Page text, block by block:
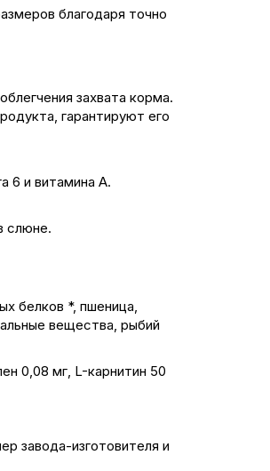
благодаря точно
захвата корма.
гарантируют его
6 и витамина А.
слюне.
белков *, пшеница,
вещества, рыбий
0,08 мг, L-карнитин 50
завода-изготовителя и